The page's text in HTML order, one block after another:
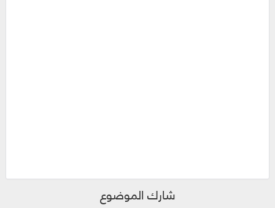
شارك الموضوع